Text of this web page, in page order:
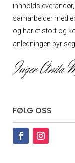
samarbeider med
og har et stort og
anledningen byr
Inger Anita
FØLG OSS